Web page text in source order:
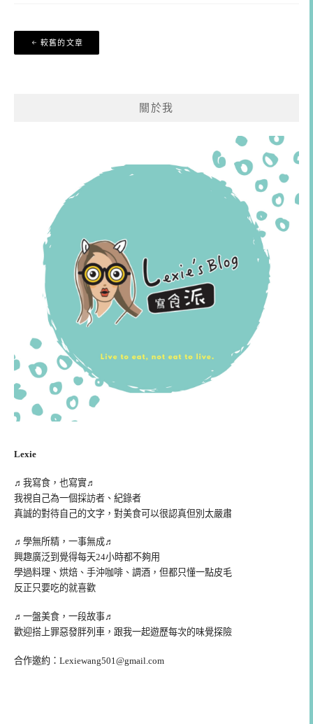
文
章
較舊的文章
關於我
Lexie
♬我寫食，也寫實♬
我視自己為一個採訪者、紀錄者
真誠的對待自己的文字，對美食可以很認真但別太嚴肅
♬學無所精，一事無成♬
興趣廣泛到覺得每天24小時都不夠用
學過料理、烘焙、手沖咖啡、調酒，但都只懂一點皮毛
反正只要吃的就喜歡
♬一盤美食，一段故事♬
歡迎搭上罪惡發胖列車，跟我一起遊歷每次的味覺探險
合作邀約： Lexiewang501@gmail.com